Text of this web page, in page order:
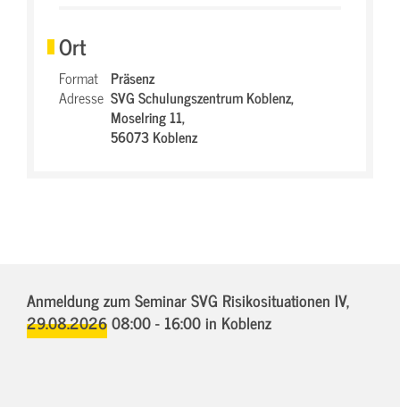
Ort
Format Präsenz
Adresse SVG Schulungszentrum Koblenz,
Moselring 11,
56073 Koblenz
Anmeldung zum Seminar SVG Risikosituationen IV,
29.08.2026 08:00 - 16:00in Koblenz